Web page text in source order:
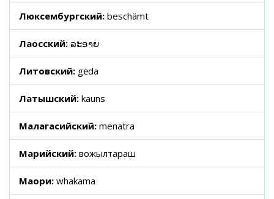
Люксембургский: beschämt
Лаосский: ລະອາຍ
Литовский: gėda
Латышский: kauns
Малагасийский: menatra
Марийский: вожылтараш
Маори: whakama